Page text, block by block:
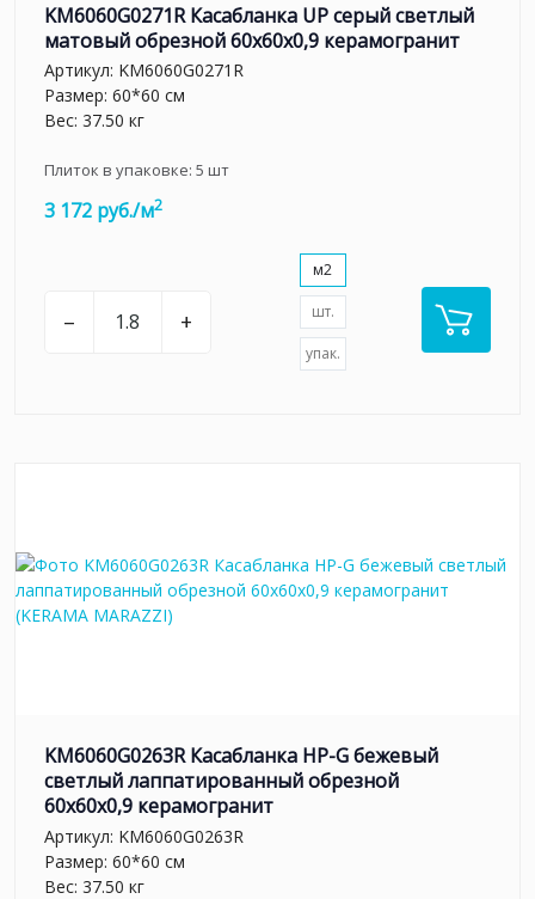
KM6060G0271R Касабланка UP серый светлый
матовый обрезной 60x60x0,9 керамогранит
Артикул: KM6060G0271R
Размер: 60*60 см
Вес: 37.50 кг
Плиток в упаковке: 5 шт
3 172 руб./м2
– +
м2
шт.
упак.
KM6060G0263R Касабланка HP-G бежевый
светлый лаппатированный обрезной
60x60x0,9 керамогранит
Артикул: KM6060G0263R
Размер: 60*60 см
Вес: 37.50 кг